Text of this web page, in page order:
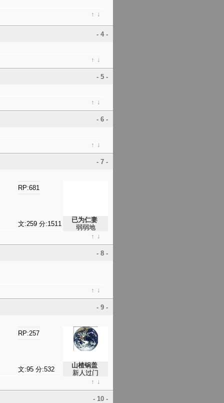
↑ ↓
- 4 -
↑ ↓
- 5 -
↑ ↓
- 6 -
↑ ↓
- 7 -
已为仁妻
弱弱地
RP:681
文:259 分:1511
↑ ↓
- 8 -
↑ ↓
- 9 -
山楂锅盖
新人过门
RP:257
文:95 分:532
↑ ↓
- 10 -